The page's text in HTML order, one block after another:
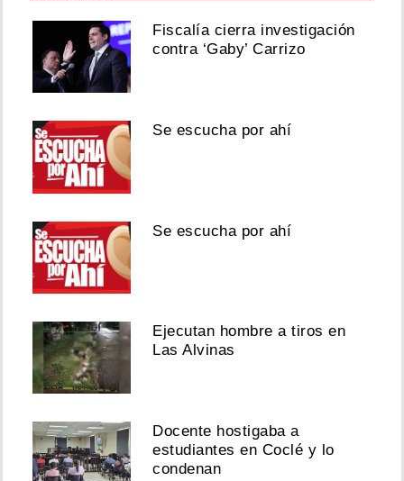
Fiscalía cierra investigación
contra ‘Gaby’ Carrizo
Se escucha por ahí
Se escucha por ahí
Ejecutan hombre a tiros en
Las Alvinas
Docente hostigaba a
estudiantes en Coclé y lo
condenan